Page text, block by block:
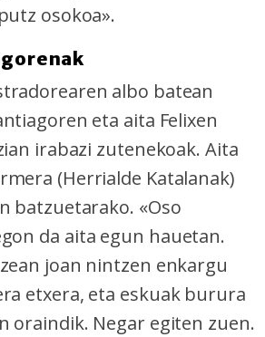
osokoa».
albo batean
eta aita Felixen
irabazi zutenekoak. Aita
(Herrialde Katalanak)
batzuetarako. «Oso
da aita egun hauetan.
joan nintzen enkargu
etxera, eta eskuak burura
oraindik. Negar egiten zuen.